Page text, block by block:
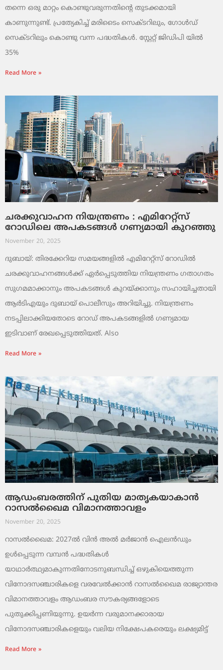
തന്നെ ഒരു മാറ്റം കൊണ്ടുവരുന്നതിന്റെ തുടക്കമായി
കാണുന്നുണ്ട്. പ്രത്യേകിച്ച് മരിടൈം സെക്ടറിലും, ഗോൾഡ്
സെക്ടറിലും കൊണ്ടു വന്ന പദ്ധതികൾ. സ്റ്റേറ്റ് ജിഡിപി യിൽ
35%
Read More »
ചരക്കുവാഹന നിയന്ത്രണം : എമിറേറ്റ്സ്
റോഡിലെ അപകടങ്ങൾ ഗണ്യമായി കുറഞ്ഞു
November 20, 2025
ദുബായ്: തിരക്കേറിയ സമയങ്ങളിൽ എമിറേറ്റ്സ് റോഡിൽ
ചരക്കുവാഹനങ്ങൾക്ക് ഏർപ്പെടുത്തിയ നിയന്ത്രണം ഗതാഗതം
സുഗമമാക്കാനും അപകടങ്ങൾ കുറയ്ക്കാനും സഹായിച്ചതായി
ആർടിഎയും ദുബായ് പൊലീസും അറിയിച്ചു. നിയന്ത്രണം
നടപ്പിലാക്കിയതോടെ റോഡ് അപകടങ്ങളിൽ ഗണ്യമായ
ഇടിവാണ് രേഖപ്പെടുത്തിയത്. Also
Read More »
ആഡംബരത്തിന് പുതിയ മാതൃകയാകാൻ
റാസൽഖൈമ വിമാനത്താവളം
November 20, 2025
റാസൽഖൈമ: 2027ൽ വിൻ അൽ മർജാൻ ഐലൻഡും
ഉൾപ്പെടുന്ന വമ്പൻ പദ്ധതികൾ
യാഥാർത്ഥ്യമാകുന്നതിനോടനുബന്ധിച്ച് ഒഴുകിയെത്തുന്ന
വിനോദസഞ്ചാരികളെ വരവേൽക്കാൻ റാസൽഖൈമ രാജ്യാന്തര
വിമാനത്താവളം ആഡംബര സൗകര്യങ്ങളോടെ
പുതുക്കിപ്പണിയുന്നു. ഉയർന്ന വരുമാനക്കാരായ
വിനോദസഞ്ചാരികളെയും വലിയ നിക്ഷേപകരെയും ലക്ഷ്യമിട്ട്
Read More »